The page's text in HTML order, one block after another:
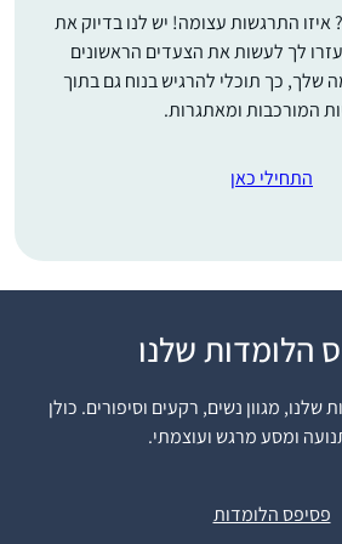
התרגשות עצומה! יש לנו בדיוק את
לך לעשות את הצעדים הראשונים
שלך, כך תוכלי להרגיש בנוח גם בתוך
המורכבות ומאתגרות.
התחילי כאן
הלומדות שלנו
מגוון נשים, רקעים וסיפורים. כולן
ומסע מרגש ועוצמתי.
פסיפס הלומדות
שס